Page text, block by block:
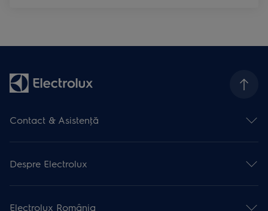
Contact & Asistenţă
Asistenţă online
Asistenţă service
Articole de asistență
Înregistrare produse
Despre Electrolux
Promoţii încheiate
Electrolux România